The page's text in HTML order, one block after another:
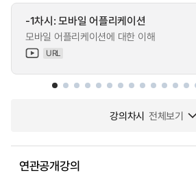
-1차시: 모바일 어플리케이션
모바일 어플리케이션에 대한 이해
URL
강의차시 전체보기
연관공개강의